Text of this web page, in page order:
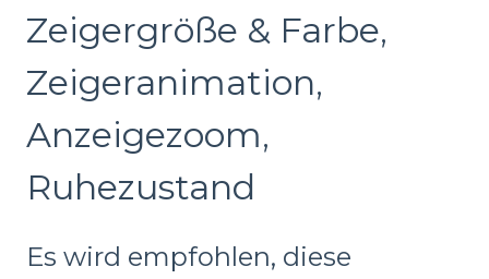
Zeigergröße & Farbe,
Zeigeranimation,
Anzeigezoom,
Ruhezustand
Es wird empfohlen, diese